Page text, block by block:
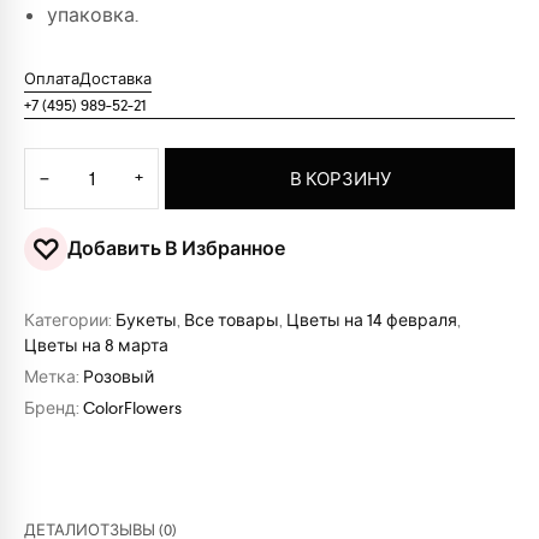
упаковка.
ОплатаДоставка
+7 (495) 989-52-21
− + В КОРЗИНУ
♡ Добавить В Избранное
Категории: Букеты, Все товары, Цветы на 14 февраля,
Цветы на 8 марта
Метка: Розовый
Бренд: ColorFlowers
ДЕТАЛИОТЗЫВЫ (0)